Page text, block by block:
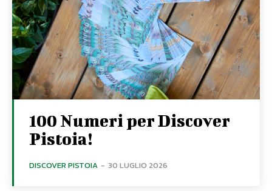
100 Numeri per Discover
Pistoia!
DISCOVER PISTOIA - 30 LUGLIO 2026